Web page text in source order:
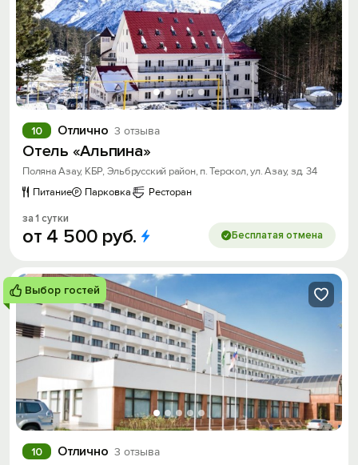
Отлично 3 отзыва
10
Отель «Альпина»
Поляна Азау, КБР, Эльбрусский район, п. Терскол, ул. Азау, зд. 34
Питание
Парковка Ресторан
за 1 сутки
от 4 500 руб. Бесплатая отмена
Выбор гостей
Отлично 3 отзыва
10